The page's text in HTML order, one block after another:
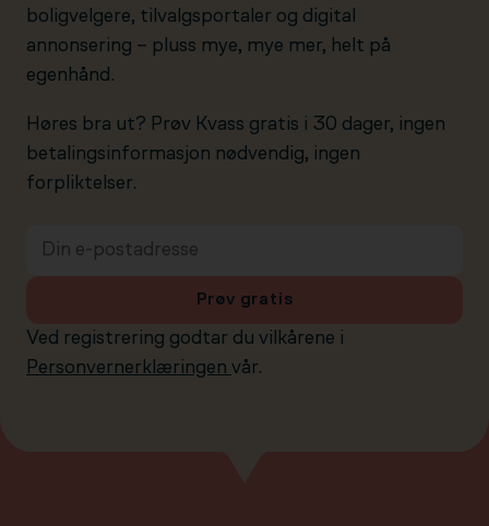
boligvelgere, tilvalgsportaler og digital
annonsering – pluss mye, mye mer, helt på
egenhånd.
Høres bra ut? Prøv Kvass gratis i 30 dager, ingen
betalingsinformasjon nødvendig, ingen
forpliktelser.
Ved registrering godtar du vilkårene i
Personvernerklæringen vår.
Prøv gratis